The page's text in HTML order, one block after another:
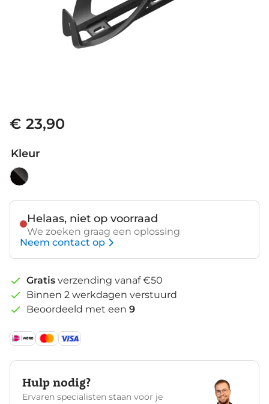
€ 23,90
Kleur
Helaas, niet op voorraad
We zoeken graag een oplossing
Neem contact op
Gratis verzending vanaf €50
Binnen 2 werkdagen verstuurd
Beoordeeld met een 9
Hulp nodig?
Ervaren specialisten staan voor je